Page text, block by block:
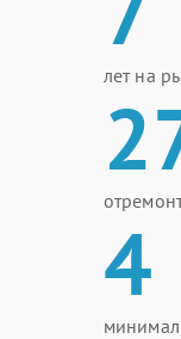
лет на
4